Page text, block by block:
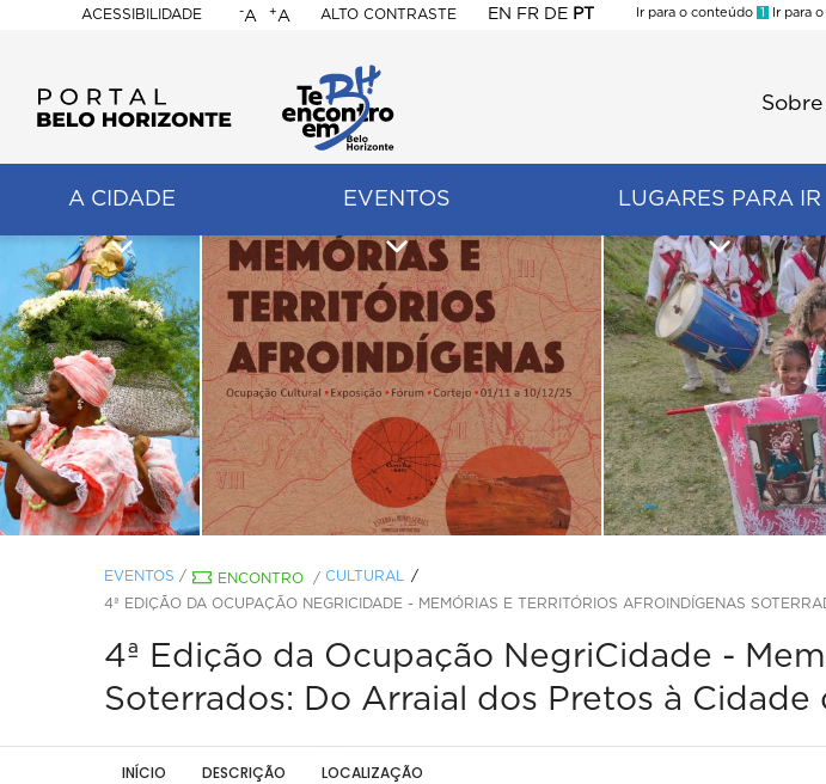
ACESSIBILIDADE
BELO
HORIZONTE
-A +A ALTO CONTRASTE EN FR DE PT
Ir para o conteúdo 1 Ir para
A CIDADE EVENTOS LUGARES PARA IR
EVENTOS / ENCONTRO / CULTURAL
4ª EDIÇÃO DA OCUPAÇÃO NEGRICIDADE - MEMÓRIAS E TERRITÓRIOS AFROINDÍGENAS
4ª Edição da Ocupação NegriCidade -
Soterrados: Do Arraial dos Pretos à Cidade
INÍCIO DESCRIÇÃO LOCALIZAÇÃO